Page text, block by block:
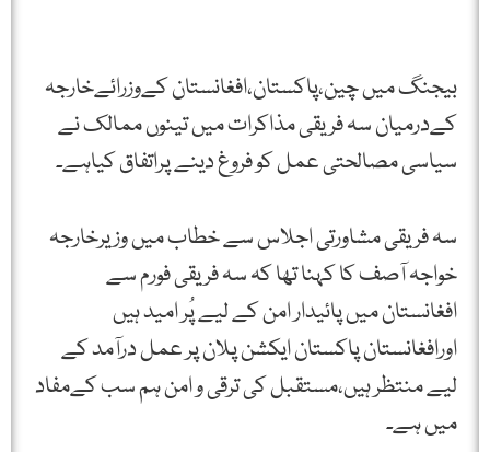
بیجنگ میں چین،پاکستان،افغانستان کےوزرائےخارجہ
کےدرمیان سہ فریقی مذاکرات میں تینوں ممالک نے
سیاسی مصالحتی عمل کو فروغ دینے پراتفاق کیاہے۔
سہ فریقی مشاورتی اجلاس سے خطاب میں وزیرخارجہ
خواجہ آصف کا کہنا تھا کہ سہ فریقی فورم سے
افغانستان میں پائیدار امن کے لیے پُر امید ہیں
اورافغانستان پاکستان ایکشن پلان پر عمل درآمد کے
لیے منتظر ہیں،مستقبل کی ترقی و امن ہم سب کےمفاد
میں ہے۔